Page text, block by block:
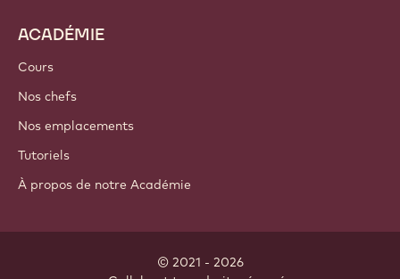
ACADÉMIE
Cours
Nos chefs
Nos emplacements
Tutoriels
À propos de notre Académie
© 2021 - 2026